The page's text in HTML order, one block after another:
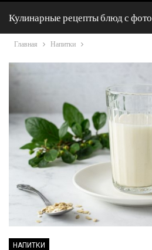
Кулинарные рецепты блюд с фото
Главная Напитки
НАПИТКИ